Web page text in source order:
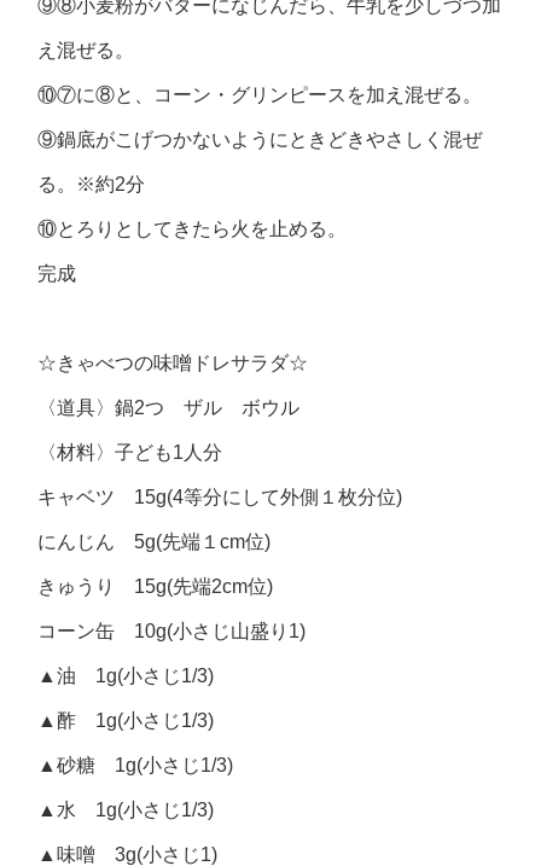
⑨⑧小麦粉がバターになじんだら、牛乳を少しづつ加
え混ぜる。
⑩⑦に⑧と、コーン・グリンピースを加え混ぜる。
⑨鍋底がこげつかないようにときどきやさしく混ぜ
る。※約2分
⑩とろりとしてきたら火を止める。
完成
☆きゃべつの味噌ドレサラダ☆
〈道具〉鍋2つ ザル ボウル
〈材料〉子ども1人分
キャベツ 15g(4等分にして外側１枚分位)
にんじん 5g(先端１cm位)
きゅうり 15g(先端2cm位)
コーン缶 10g(小さじ山盛り1)
▲油 1g(小さじ1/3)
▲酢 1g(小さじ1/3)
▲砂糖 1g(小さじ1/3)
▲水 1g(小さじ1/3)
▲味噌 3g(小さじ1)